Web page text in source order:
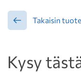
Takaisin
Kysy